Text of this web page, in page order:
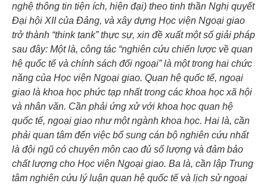
nghệ thông tin tiện ích, hiện đại) theo tinh thần Nghị quyết
Đại hội XII của Đảng, và xây dựng Học viện Ngoại giao
trở thành “think tank” thực sự, xin đề xuất một số giải pháp
sau đây: Một là, công tác “nghiên cứu chiến lược về quan
hệ quốc tế và chính sách đối ngoại” là một trong hai chức
năng của Học viện Ngoại giao. Quan hệ quốc tế, ngoại
giao là khoa học phức tạp nhất trong các khoa học xã hội
và nhân văn. Cần phải ứng xử với khoa học quan hệ
quốc tế, ngoại giao như một ngành khoa học. Hai là, cần
phải quan tâm đến việc bổ sung cán bộ nghiên cứu nhất
là đội ngũ có chuyên môn cao đủ số lượng và đảm bảo
chất lượng cho Học viện Ngoại giao. Ba là, cần lập Trung
tâm nghiên cứu lý luận quan hệ quốc tế và lịch sử ngoại